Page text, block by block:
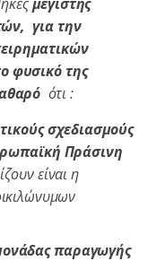
για την
φυσικό της
ότι :
σχεδιασμούς
Πράσινη
είναι η
παραγωγής